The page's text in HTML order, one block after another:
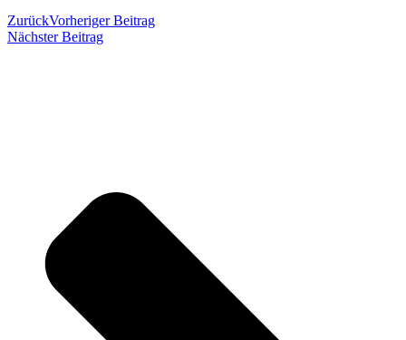
ZurückVorheriger Beitrag
Nächster Beitrag